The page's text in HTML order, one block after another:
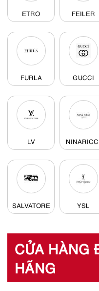
ETRO FEILER
FURLA GUCCI
LV
SALVATORE YSL
CỬA HÀNG
HÃNG